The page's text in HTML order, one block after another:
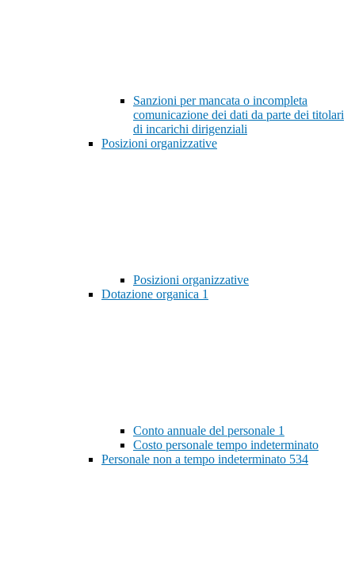
Sanzioni per mancata o incompleta
comunicazione dei dati da parte dei titolari
di incarichi dirigenziali
Posizioni organizzative
Posizioni organizzative
Dotazione organica 1
Conto annuale del personale 1
Costo personale tempo indeterminato
Personale non a tempo indeterminato 534